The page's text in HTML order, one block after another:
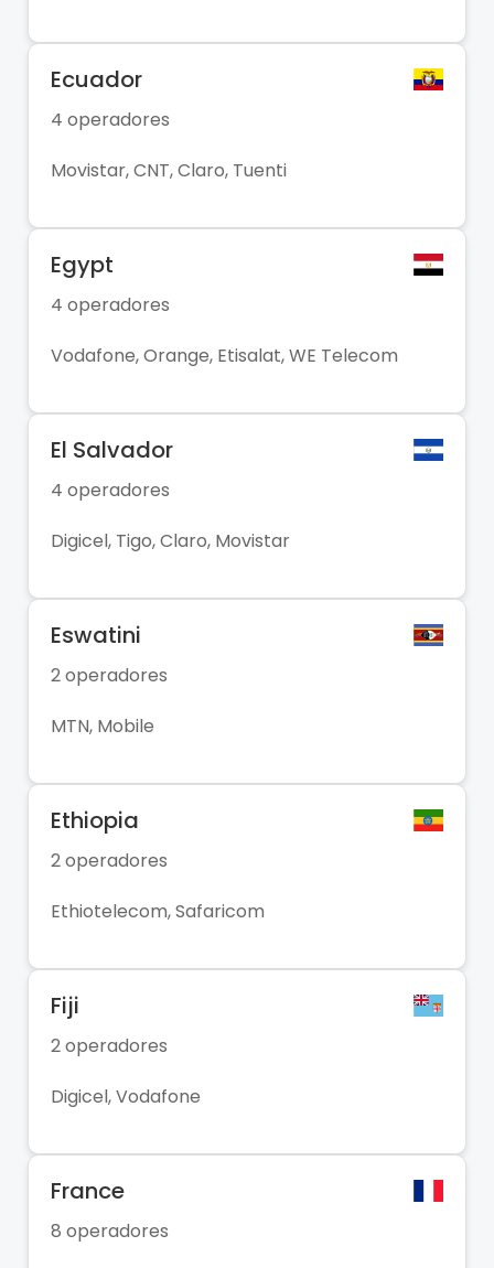
Ecuador
4 operadores
Movistar, CNT, Claro, Tuenti
Egypt
4 operadores
Vodafone, Orange, Etisalat, WE Telecom
El Salvador
4 operadores
Digicel, Tigo, Claro, Movistar
Eswatini
2 operadores
MTN, Mobile
Ethiopia
2 operadores
Ethiotelecom, Safaricom
Fiji
2 operadores
Digicel, Vodafone
France
8 operadores